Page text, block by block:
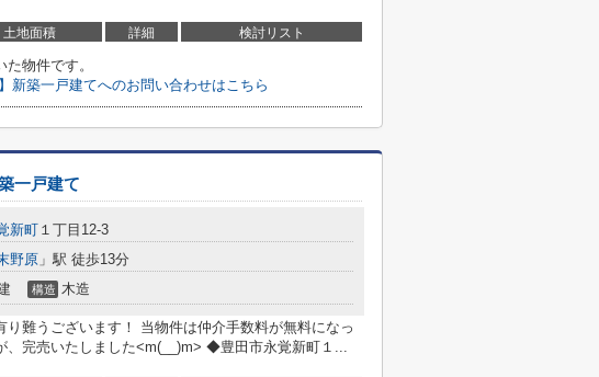
土地面積 詳細 検討リスト
物件です。
新築一戸建てへのお問い合わせはこちら
一戸建て
新町 １丁目12-3
野原 」駅 徒歩13分
構造 木造
り難うございます！ 当物件は仲介手数料が無料になっ
、完売いたしました<m(__)m> ◆豊田市永覚新町１...